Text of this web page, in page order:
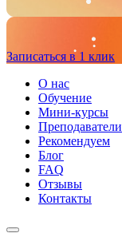
Записаться в 1 клик
О нас
Обучение
Мини-курсы
Преподаватели
Рекомендуем
Блог
FAQ
Отзывы
Контакты